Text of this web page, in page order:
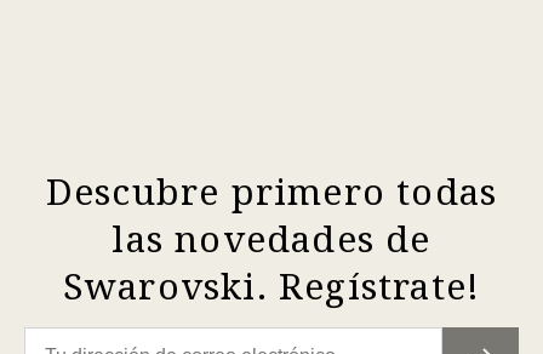
Descubre primero todas
las novedades de
Swarovski. Regístrate!